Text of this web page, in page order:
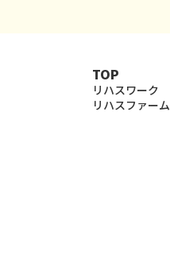
TOP
リハスワーク
リハスファーム